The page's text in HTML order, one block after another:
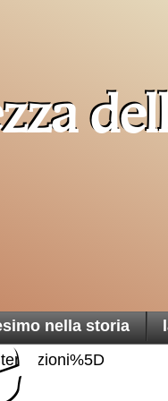
nella storia
di Terra